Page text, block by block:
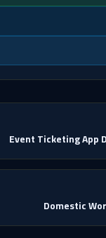
Event Ticketing App
Domestic